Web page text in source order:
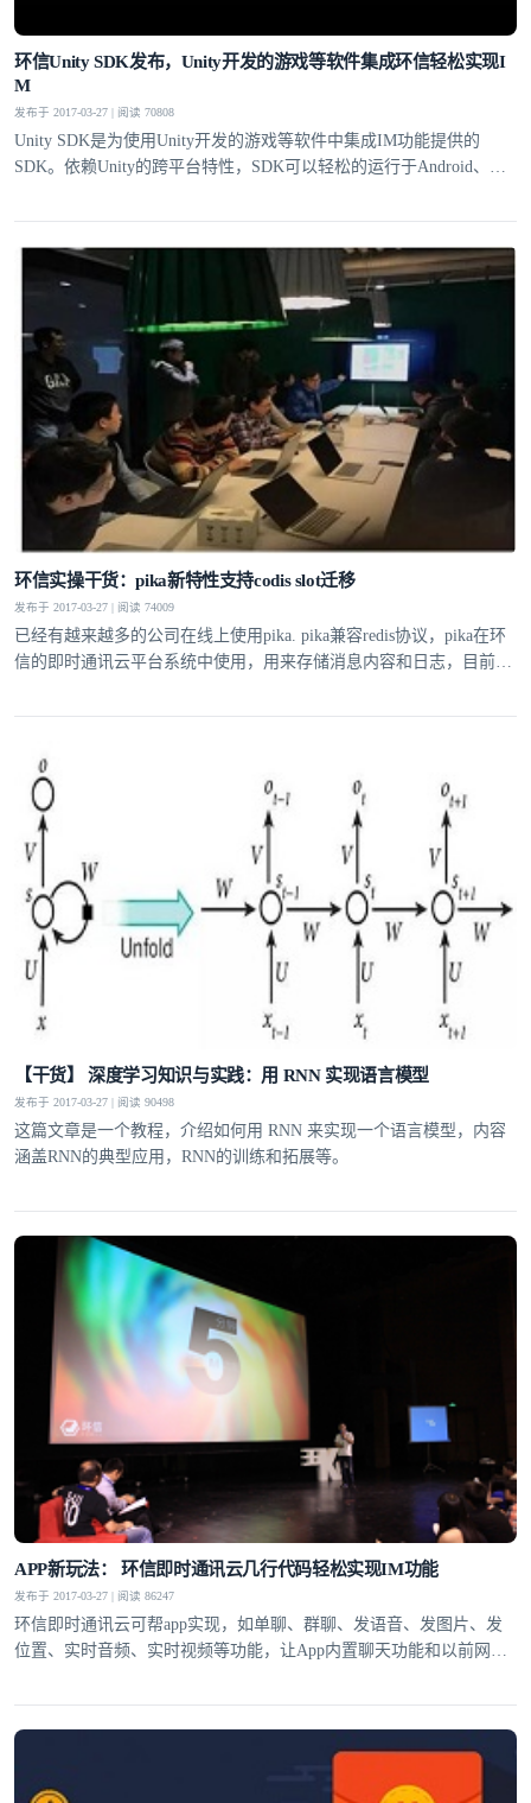
环信Unity SDK发布，Unity开发的游戏等软件集成环信轻松实现I
M
发布于 2017-03-27 | 阅读 70808
Unity SDK是为使用Unity开发的游戏等软件中集成IM功能提供的
SDK。依赖Unity的跨平台特性，SDK可以轻松的运行于Android、
实现IM功能。
环信实操干货：pika新特性支持codis slot迁移
发布于 2017-03-27 | 阅读 74009
已经有越来越多的公司在线上使用pika. pika兼容redis协议，pika在环
信的即时通讯云平台系统中使用，用来存储消息内容和日志，目前在
【干货】 深度学习知识与实践：用 RNN 实现语言模型
发布于 2017-03-27 | 阅读 90498
这篇文章是一个教程，介绍如何用 RNN 来实现一个语言模型，内容
涵盖RNN的典型应用，RNN的训练和拓展等。
APP新玩法： 环信即时通讯云几行代码轻松实现IM功能
发布于 2017-03-27 | 阅读 86247
环信即时通讯云可帮app实现，如单聊、群聊、发语音、发图片、发
位置、实时音频、实时视频等功能，让App内置聊天功能和以前网页